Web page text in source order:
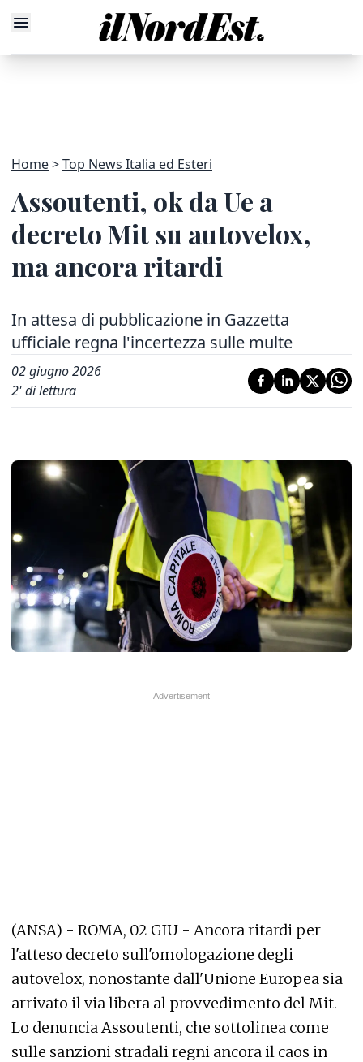
Home Top News Italia ed Esteri
Assoutenti, ok da Ue a
decreto Mit su autovelox,
ma ancora ritardi
In attesa di pubblicazione in Gazzetta
ufficiale regna l'incertezza sulle multe
02 giugno 2026
2' di lettura
(ANSA) - ROMA, 02 GIU - Ancora ritardi per
l'atteso decreto sull'omologazione degli
autovelox, nonostante dall'Unione Europea sia
arrivato il via libera al provvedimento del Mit.
Lo denuncia Assoutenti, che sottolinea come
sulle sanzioni stradali regni ancora il caos in